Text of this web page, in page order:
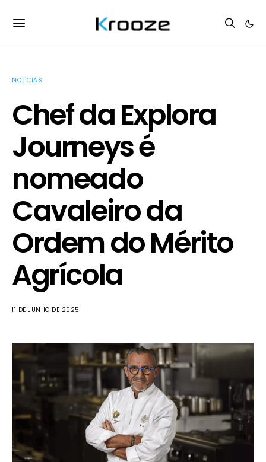
NOTÍCIAS
Chef da Explora
Journeys é
nomeado
Cavaleiro da
Ordem do Mérito
Agrícola
11 DE JUNHO DE 2025